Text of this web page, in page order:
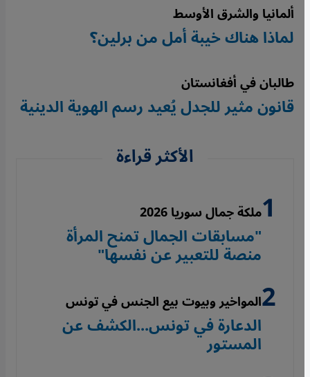
ألمانيا والشرق الأوسط
لماذا هناك خيبة أمل من برلين؟
طالبان في أفغانستان
قانون مثير للجدل يُعيد رسم الهوية الدينية
الأكثر قراءة
ملكة جمال سوريا 2026
"مسابقات الجمال تمنح المرأة
منصة للتعبير عن نفسها"
المواخير وبيوت بيع الجنس في تونس
الدعارة في تونس...الكشف عن
المستور